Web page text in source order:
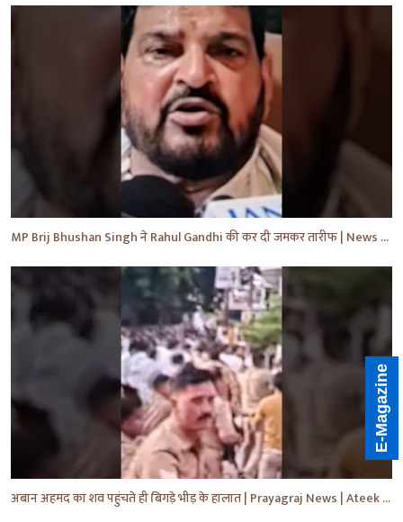
MP Brij Bhushan Singh ने Rahul Gandhi की कर दी जमकर तारीफ | News | Breaking | #shorts #yt #news
अबान अहमद का शव पहुंचते ही बिगड़े भीड़ के हालात | Prayagraj News | Ateek Ahmad | #shorts #yt #news
E-Magazine